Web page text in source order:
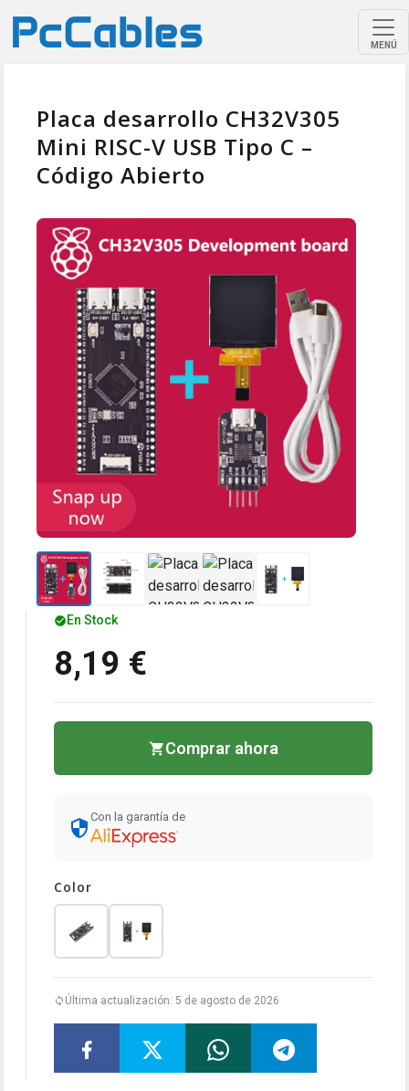
MENÚ
Placa desarrollo CH32V305
Mini RISC-V USB Tipo C –
Código Abierto
En Stock
8,19 €
Comprar ahora
Con la garantía de
Color
Última actualización: 5 de agosto de 2026